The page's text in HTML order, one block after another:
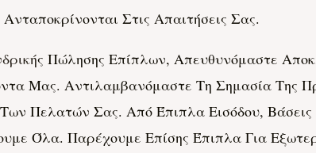
Στις Απαιτήσεις Σας.
Σ Πώλησης Επίπλων, Απευθυνόμαστε
Μας. Αντιλαμβανόμαστε Τη Σημασία
Πελατών Σας. Από Έπιπλα Εισόδου,
Όλα. Παρέχουμε Επίσης Έπιπλα Για